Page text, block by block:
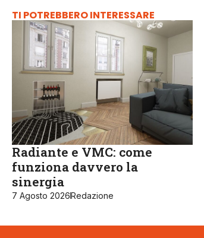
TI POTREBBERO INTERESSARE
Radiante e VMC: come
funziona davvero la
sinergia
7 Agosto 2026Redazione